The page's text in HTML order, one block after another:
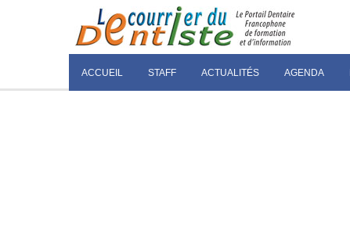
ACCUEIL STAFF ACTUALITÉS AGENDA